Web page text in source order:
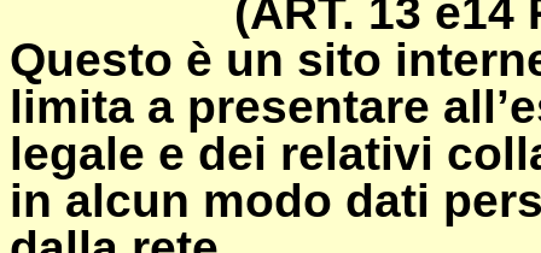
(ART. 13 e14
Questo è un sito
limita a presentare
legale e dei relativi
in alcun modo dati